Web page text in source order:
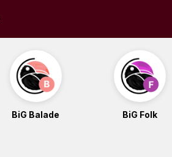
BiG Balade BiG Folk